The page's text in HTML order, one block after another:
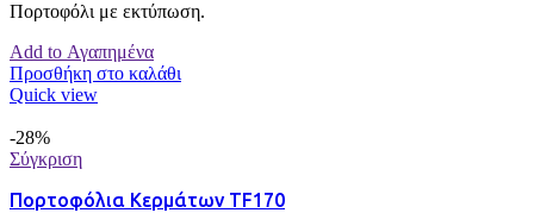
Πορτοφόλι με εκτύπωση.
Add to Αγαπημένα
Προσθήκη στο καλάθι
Quick view
-28%
Σύγκριση
Πορτοφόλια Κερμάτων TF170